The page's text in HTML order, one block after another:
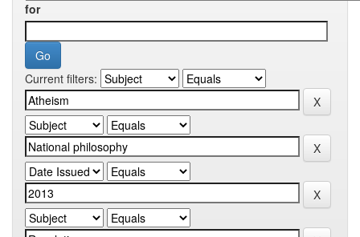
for
Current filters: